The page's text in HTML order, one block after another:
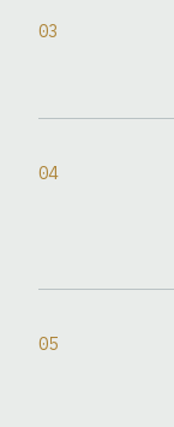
03
04
05